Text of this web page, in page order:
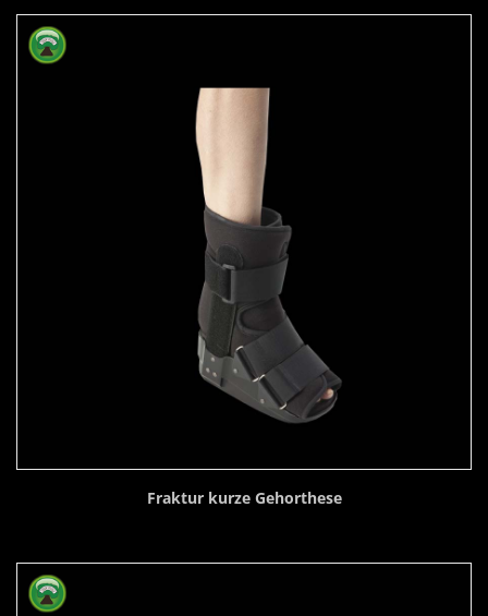
Fraktur kurze Gehorthese